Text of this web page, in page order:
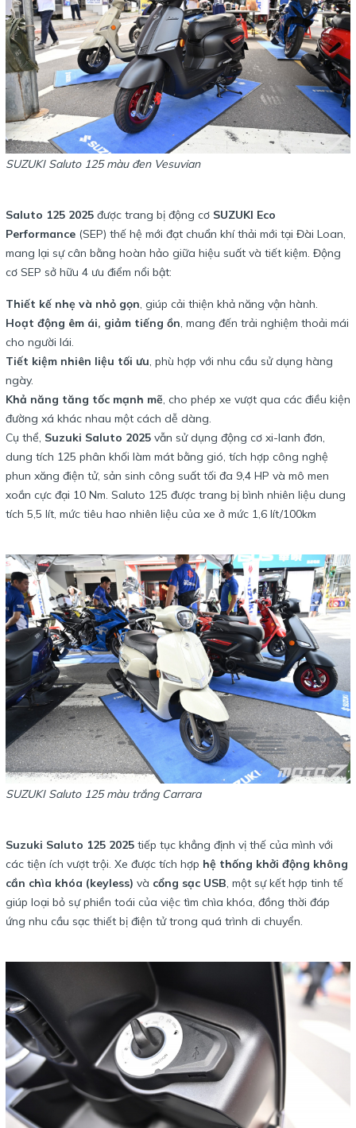
SUZUKI Saluto 125 màu đen Vesuvian
Saluto 125 2025 được trang bị động cơ SUZUKI Eco
Performance (SEP) thế hệ mới đạt chuẩn khí thải mới tại Đài Loan,
mang lại sự cân bằng hoàn hảo giữa hiệu suất và tiết kiệm. Động
cơ SEP sở hữu 4 ưu điểm nổi bật:
Thiết kế nhẹ và nhỏ gọn , giúp cải thiện khả năng vận hành.
Hoạt động êm ái, giảm tiếng ồn , mang đến trải nghiệm thoải mái
cho người lái.
Tiết kiệm nhiên liệu tối ưu , phù hợp với nhu cầu sử dụng hàng
ngày.
Khả năng tăng tốc mạnh mẽ , cho phép xe vượt qua các điều kiện
đường xá khác nhau một cách dễ dàng.
Cụ thể, Suzuki Saluto 2025 vẫn sử dụng động cơ xi-lanh đơn,
dung tích 125 phân khối làm mát bằng gió, tích hợp công nghệ
phun xăng điện tử, sản sinh công suất tối đa 9,4 HP và mô men
xoắn cực đại 10 Nm. Saluto 125 được trang bị bình nhiên liệu dung
tích 5,5 lít, mức tiêu hao nhiên liệu của xe ở mức 1,6 lít/100km
SUZUKI Saluto 125 màu trắng Carrara
Suzuki Saluto 125 2025 tiếp tục khẳng định vị thế của mình với
các tiện ích vượt trội. Xe được tích hợp hệ thống khởi động không
cần chìa khóa (keyless) và cổng sạc USB, một sự kết hợp tinh tế
giúp loại bỏ sự phiền toái của việc tìm chìa khóa, đồng thời đáp
ứng nhu cầu sạc thiết bị điện tử trong quá trình di chuyển.